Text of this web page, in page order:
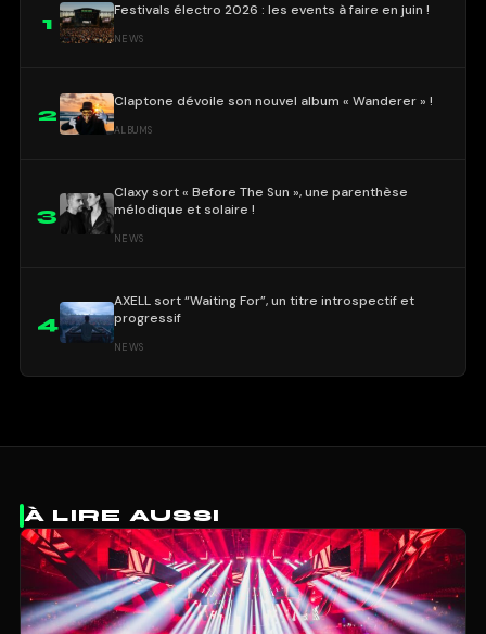
1
Festivals électro 2026 : les events à faire en juin !
NEWS
2
Claptone dévoile son nouvel album « Wanderer » !
ALBUMS
3
Claxy sort « Before The Sun », une parenthèse
mélodique et solaire !
NEWS
4
AXELL sort “Waiting For”, un titre introspectif et
progressif
NEWS
À LIRE AUSSI